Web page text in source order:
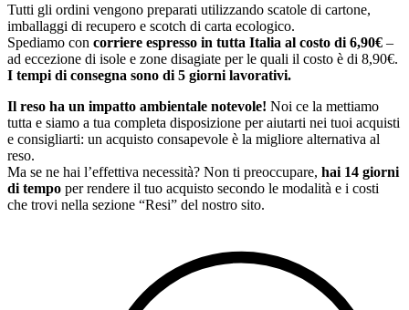
Tutti gli ordini vengono preparati utilizzando scatole di cartone,
imballaggi di recupero e scotch di carta ecologico.
Spediamo con corriere espresso in tutta Italia al costo di 6,90€ –
ad eccezione di isole e zone disagiate per le quali il costo è di 8,90€.
I tempi di consegna sono di 5 giorni lavorativi.
Il reso ha un impatto ambientale notevole! Noi ce la mettiamo
tutta e siamo a tua completa disposizione per aiutarti nei tuoi acquisti
e consigliarti: un acquisto consapevole è la migliore alternativa al
reso.
Ma se ne hai l’effettiva necessità? Non ti preoccupare, hai 14 giorni
di tempo per rendere il tuo acquisto secondo le modalità e i costi
che trovi nella sezione “Resi” del nostro sito.